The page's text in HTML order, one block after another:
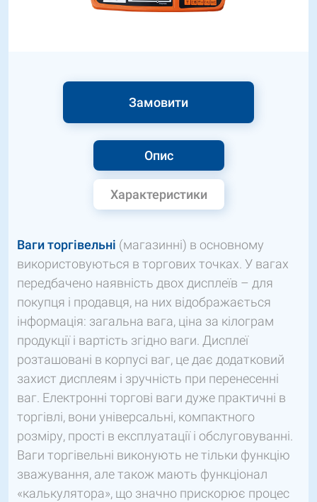
Опис
Характеристики
Замовити
Ваги торгівельні (магазинні) в основному
використовуються в торгових точках. У вагах
передбачено наявність двох дисплеїв – для
покупця і продавця, на них відображається
інформація: загальна вага, ціна за кілограм
продукції і вартість згідно ваги. Дисплеї
розташовані в корпусі ваг, це дає додатковий
захист дисплеям і зручність при перенесенні
ваг. Електронні торгові ваги дуже практичні в
торгівлі, вони універсальні, компактного
розміру, прості в експлуатації і обслуговуванні.
Ваги торгівельні виконують не тільки функцію
зважування, але також мають функціонал
«калькулятора», що значно прискорює процес